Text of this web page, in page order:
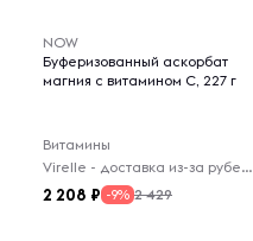
NOW
Буферизованный аскорбат
магния с витамином C, 227 г
Витамины
Virelle - доставка из-за рубежа
2 208 -9% 2 429